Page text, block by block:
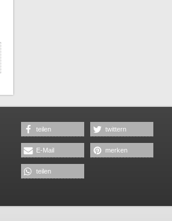
teilen twittern
E-Mail merken
teilen